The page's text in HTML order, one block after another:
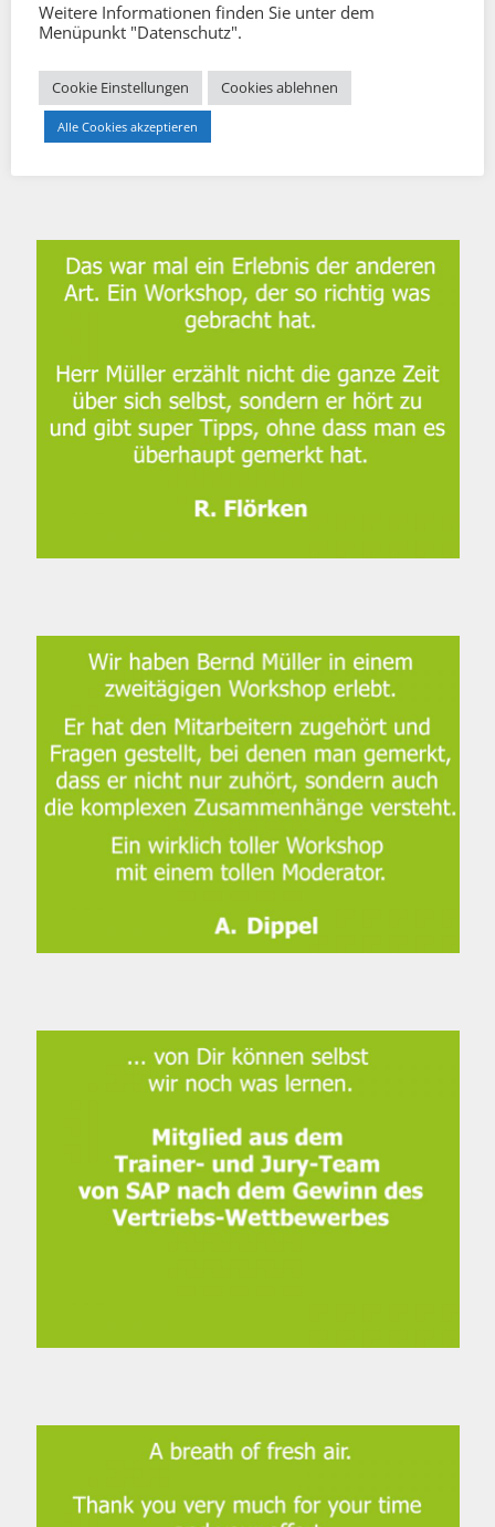
Weitere Informationen finden Sie unter dem
Menüpunkt "Datenschutz".
Cookie Einstellungen Cookies ablehnen
Alle Cookies akzeptieren